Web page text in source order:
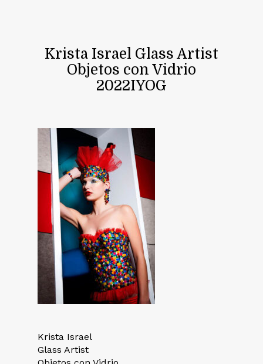
Krista Israel Glass Artist
Objetos con Vidrio
2022IYOG
Krista Israel
Glass Artist